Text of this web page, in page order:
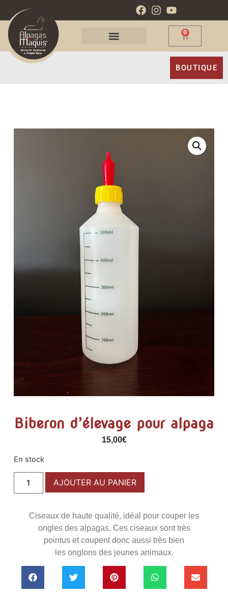
0
BOUTIQUE
Biberon d’élevage pour alpaga
15,00€
En stock
AJOUTER AU PANIER
Ciseaux de haute qualité, idéal pour couper les
ongles des alpagas. Ces ciseaux sont très
pointus et coupent donc aussi très bien
les onglons des jeunes animaux.